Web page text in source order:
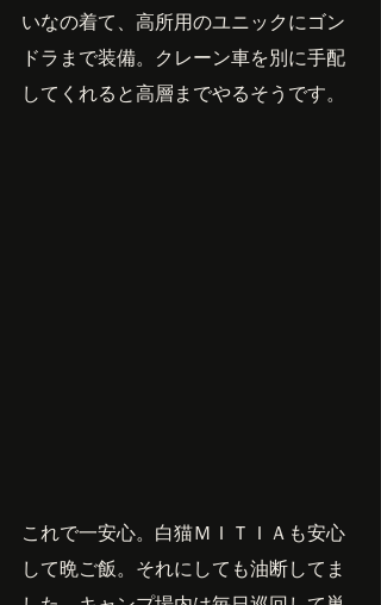
いなの着て、高所用のユニックにゴン
ドラまで装備。クレーン車を別に手配
してくれると高層までやるそうです。
これで一安心。白猫ＭＩＴＩＡも安心
して晩ご飯。それにしても油断してま